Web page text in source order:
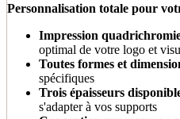
Personnalisation totale pour
Impression
optimal de votre logo et
Toutes formes et
spécifiques
Trois épaisseurs
s'adapter à vos supports